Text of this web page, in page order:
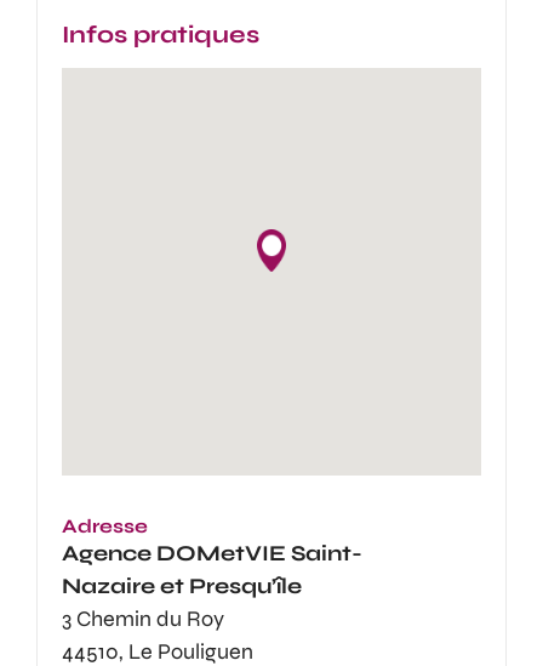
Infos pratiques
Adresse
Agence DOMetVIE Saint-
Nazaire et Presqu’île
3 Chemin du Roy
44510, Le Pouliguen